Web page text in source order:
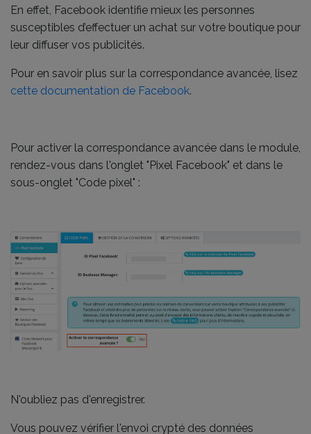
En effet, Facebook identifie mieux les personnes
susceptibles d’effectuer un achat sur votre boutique pour
leur diffuser vos publicités.
Pour en savoir plus sur la correspondance avancée, lisez
cette documentation de Facebook.
Pour activer la correspondance avancée dans le module,
rendez-vous dans l'onglet "Pixel Facebook" et dans le
sous-onglet "Code pixel" :
N'oubliez pas d'enregistrer.
Vous pouvez vérifier l'envoi crypté des données